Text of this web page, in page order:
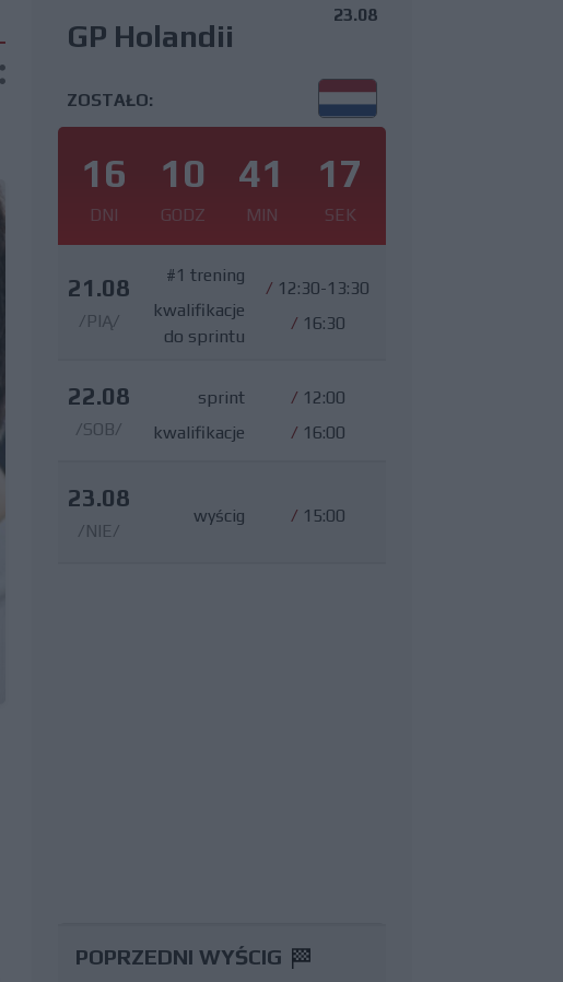
GP Holandii
23.08
ZOSTAŁO:
16
DNI
10
GODZ
41
MIN
16
SEK
21.08
/PIĄ/
#1 trening
kwalifikacje
do sprintu
/ 12:30-13:30
/ 16:30
22.08
/SOB/
sprint
kwalifikacje
/ 12:00
/ 16:00
23.08
/NIE/
wyścig / 15:00
POPRZEDNI WYŚCIG